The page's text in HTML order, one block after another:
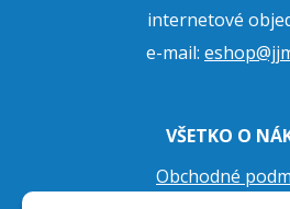
internetové
e-mail:
VŠETKO O
Obchodné